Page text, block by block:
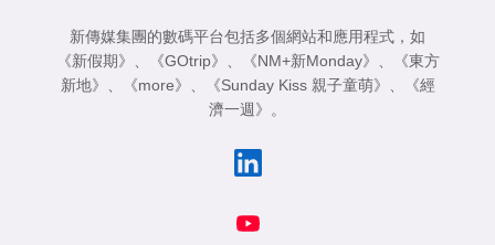
新傳媒集團的數碼平台包括多個網站和應用程式，如
《新假期》 、 《GOtrip》 、 《NM+新Monday》 、
《東方
新地》 、 《more》 、 《Sunday Kiss 親子童萌》 、
《經
濟一週》 。